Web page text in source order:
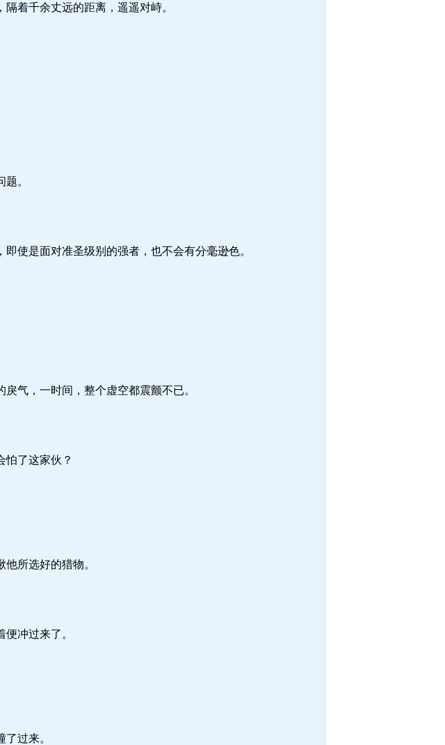
着千余丈远的距离，遥遥对峙。
。
使是面对准圣级别的强者，也不会有分毫逊色。
气，一时间，整个虚空都震颤不已。
了这家伙？
所选好的猎物。
冲过来了。
过来。